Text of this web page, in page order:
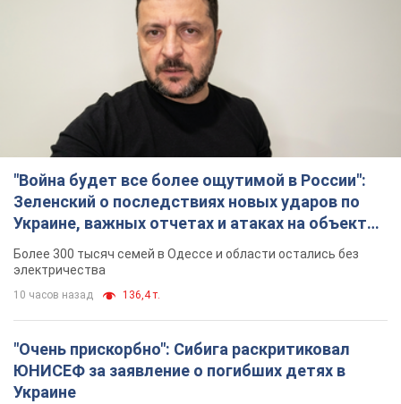
"Война будет все более ощутимой в России":
Зеленский о последствиях новых ударов по
Украине, важных отчетах и атаках на объекты
противника. Видео
Более 300 тысяч семей в Одессе и области остались без
электричества
10 часов назад 136,4 т.
"Очень прискорбно": Сибига раскритиковал
ЮНИСЕФ за заявление о погибших детях в
Украине